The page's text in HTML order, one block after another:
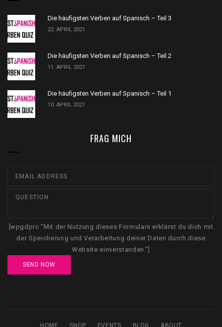
Die häufigsten Verben auf Spanisch – Teil 3
22. APRIL 2021
Die häufigsten Verben auf Spanisch – Teil 2
11. APRIL 2021
Die häufigsten Verben auf Spanisch – Teil 1
10. APRIL 2021
FRAG MICH
[wpgdprc “Mit der Nutzung dieses Formulars erklärst du dich mit
der Speicherung und Verarbeitung deiner Daten durch diese
Website einverstanden.”]